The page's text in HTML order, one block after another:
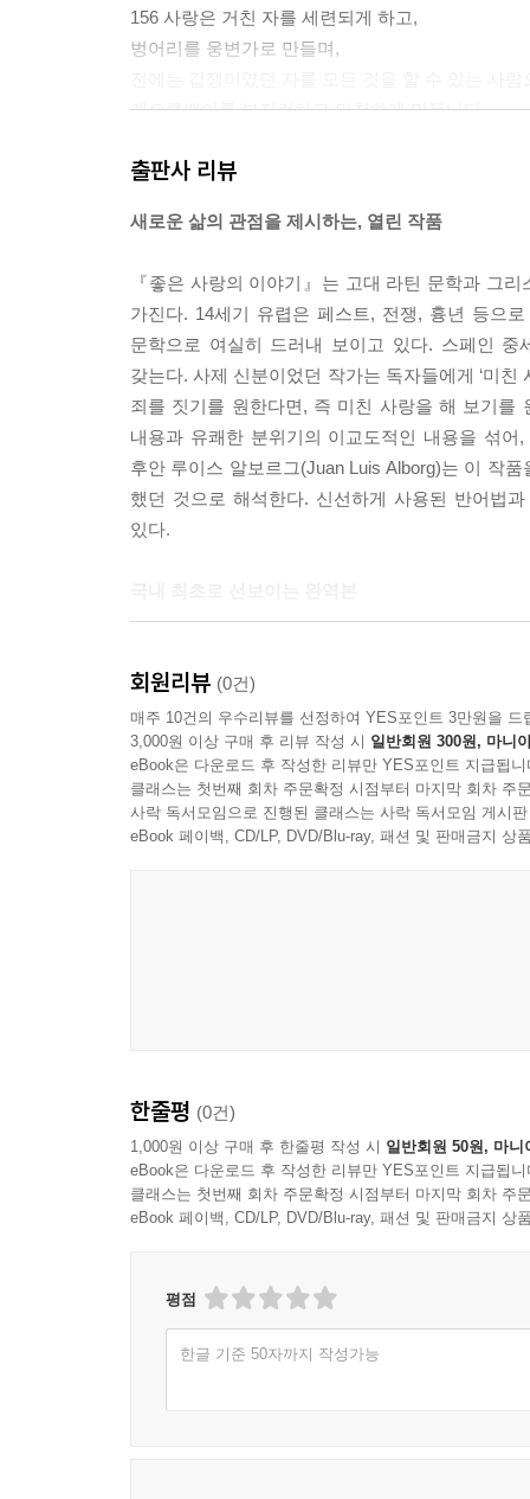
어떤 악기들이 아랍 노래에 어울리지 않는지에 대
매파가 어떻게 죽었는지와 수석 사제가 어떻게 죽
그리스도인이라면 악마와 세상과 육신을 이기기
수석 사제의 젊은 심부름꾼, 돈 우론에 대하여
성모 마리아의 기쁨들(셋)
어떻게 대학생들이 하느님 이름으로 요구하는가에
성모 마리아의 아베 마리아에 대하여
성모 마리아를 찬양하는 서정 단시(하나)
성모 마리아를 찬양하는 서정 단시(둘)
성모 마리아를 찬양하는 서정 단시(셋)
성모 마리아를 찬양하는 서정 단시(넷)
운명에 대항하는 노래
탈라베라 사제들의 노래
장님의 노래(하나)
옮긴이에 대해
156 사랑은 거친 자를 세련되게 하고,
벙어리를 웅변가로 만들며,
게으름뱅이를 부지런하고 민첩하게 만듭니다.
157 젊은이를 성숙미가 넘치게 유지해 주고,
역청처럼 시커먼 자를 하얗고 아름답게 만들어 주
158 사랑에 빠진 자는 아무리 못생겼어도
자기의 여인 역시 못생겼어도,
서로서로 더 좋아 보이는 것은 없으며,
더 좋은 것을 갖고자 원하지도 않습니다.
159 바보와 얼간이, 천치와 가난한 사람이
자기의 여인에게는 아주 멋지고 부자로 보이며
다른 사람들보다 더 귀족적으로 보입니다. 그러니,
--- 본문 중에서
출판사 리뷰
새로운 삶의 관점을 제시하는, 열린 작품
『좋은 사랑의 이야기』는 고대 라틴 문학과 그
가진다. 14세기 유렵은 페스트, 전쟁, 흉년 등으
문학으로 여실히 드러내 보이고 있다. 스페인 중
갖는다. 사제 신분이었던 작가는 독자들에게 ‘미친
죄를 짓기를 원한다면, 즉 미친 사랑을 해 보기를
내용과 유쾌한 분위기의 이교도적인 내용을 섞
후안 루이스 알보르그(Juan Luis Alborg)는 이 작
했던 것으로 해석한다. 신선하게 사용된 반어법
있다.
등의 다양한 형식으로 총 1728연을 이루는 방대
일정 부분 원고가 분실되거나 전사로 내용이
겹쳐져서 지금껏 이 작품을 완역하는 일이 불가능
다양한 논문을 참고해 완역했다. 국내에 처음으로
회원리뷰 (0건)
매주 10건의 우수리뷰를 선정하여 YES포인트 3만원을 드
3,000원 이상 구매 후 리뷰 작성 시 일반회원 300원, 마니
eBook은 다운로드 후 작성한 리뷰만 YES포인트 지급됩니
클래스는 첫번째 회차 주문확정 시점부터 마지막 회차 주
사락 독서모임으로 진행된 클래스는 사락 독서모임 게시
eBook 페이백, CD/LP, DVD/Blu-ray, 패션 및 판매금지 상
한줄평 (0건)
1,000원 이상 구매 후 한줄평 작성 시 일반회원 50원, 마니
eBook은 다운로드 후 작성한 리뷰만 YES포인트 지급됩니
클래스는 첫번째 회차 주문확정 시점부터 마지막 회차 주
eBook 페이백, CD/LP, DVD/Blu-ray, 패션 및 판매금지 상
평점
한글 기준 50자까지 작성가능